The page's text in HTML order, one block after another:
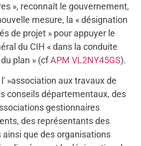
», reconnaît le gouvernement,
mesure, la « désignation
de projet » pour appuyer le
du CIH « dans la conduite
plan » (cfAPM VL2NY45GS).
»association aux travaux de
conseils départementaux, des
gestionnaires
des représentants des
que des organisations